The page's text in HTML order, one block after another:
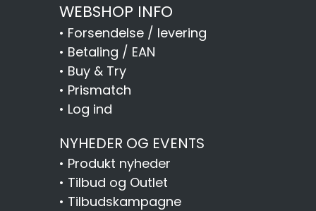
WEBSHOP INFO
• Forsendelse / levering
• Betaling / EAN
• Buy & Try
• Prismatch
• Log ind
NYHEDER OG EVENTS
• Produkt nyheder
• Tilbud og Outlet
• Tilbudskampagne